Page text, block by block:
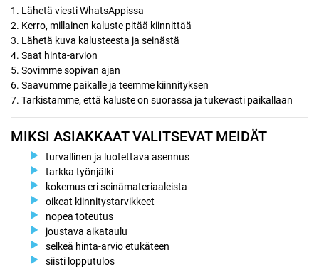
1. Lähetä viesti WhatsAppissa
2. Kerro, millainen kaluste pitää kiinnittää
3. Lähetä kuva kalusteesta ja seinästä
4. Saat hinta-arvion
5. Sovimme sopivan ajan
6. Saavumme paikalle ja teemme kiinnityksen
7. Tarkistamme, että kaluste on suorassa ja tukevasti paikallaan
MIKSI ASIAKKAAT VALITSEVAT MEIDÄT
turvallinen ja luotettava asennus
tarkka työnjälki
kokemus eri seinämateriaaleista
oikeat kiinnitystarvikkeet
nopea toteutus
joustava aikataulu
selkeä hinta-arvio etukäteen
siisti lopputulos